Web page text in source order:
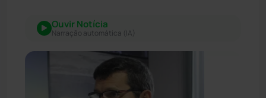
Ouvir Notícia
Narração automática (IA)